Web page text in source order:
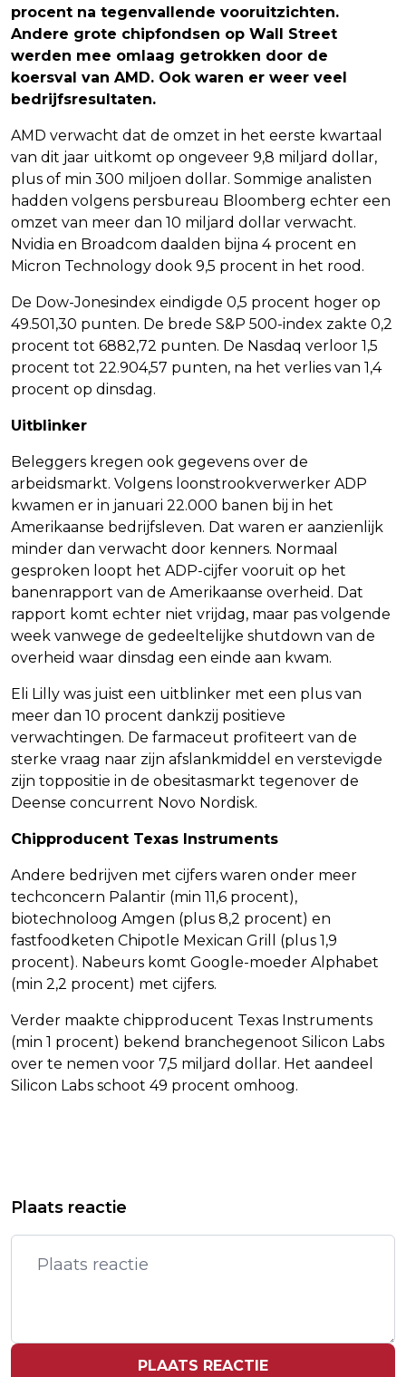
procent na tegenvallende vooruitzichten.
Andere grote chipfondsen op Wall Street
werden mee omlaag getrokken door de
koersval van AMD. Ook waren er weer veel
bedrijfsresultaten.
AMD verwacht dat de omzet in het eerste kwartaal
van dit jaar uitkomt op ongeveer 9,8 miljard dollar,
plus of min 300 miljoen dollar. Sommige analisten
hadden volgens persbureau Bloomberg echter een
omzet van meer dan 10 miljard dollar verwacht.
Nvidia en Broadcom daalden bijna 4 procent en
Micron Technology dook 9,5 procent in het rood.
De Dow-Jonesindex eindigde 0,5 procent hoger op
49.501,30 punten. De brede S&P 500-index zakte 0,2
procent tot 6882,72 punten. De Nasdaq verloor 1,5
procent tot 22.904,57 punten, na het verlies van 1,4
procent op dinsdag.
Uitblinker
Beleggers kregen ook gegevens over de
arbeidsmarkt. Volgens loonstrookverwerker ADP
kwamen er in januari 22.000 banen bij in het
Amerikaanse bedrijfsleven. Dat waren er aanzienlijk
minder dan verwacht door kenners. Normaal
gesproken loopt het ADP-cijfer vooruit op het
banenrapport van de Amerikaanse overheid. Dat
rapport komt echter niet vrijdag, maar pas volgende
week vanwege de gedeeltelijke shutdown van de
overheid waar dinsdag een einde aan kwam.
Eli Lilly was juist een uitblinker met een plus van
meer dan 10 procent dankzij positieve
verwachtingen. De farmaceut profiteert van de
sterke vraag naar zijn afslankmiddel en verstevigde
zijn toppositie in de obesitasmarkt tegenover de
Deense concurrent Novo Nordisk.
Chipproducent Texas Instruments
Andere bedrijven met cijfers waren onder meer
techconcern Palantir (min 11,6 procent),
biotechnoloog Amgen (plus 8,2 procent) en
fastfoodketen Chipotle Mexican Grill (plus 1,9
procent). Nabeurs komt Google-moeder Alphabet
(min 2,2 procent) met cijfers.
Verder maakte chipproducent Texas Instruments
(min 1 procent) bekend branchegenoot Silicon Labs
over te nemen voor 7,5 miljard dollar. Het aandeel
Silicon Labs schoot 49 procent omhoog.
SONGFESTIVAL JAMMER MAAR
EDWIN DE VRIES VINDT HET JAMMER
DAT SOLDAAT VAN ORANJE STOPT
Plaats reactie
PLAATS REACTIE